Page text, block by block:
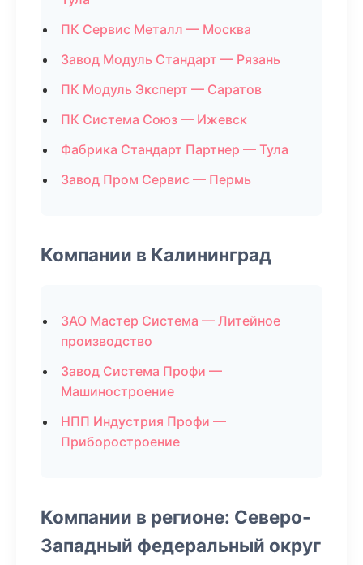
ПК Сервис Металл — Москва
Завод Модуль Стандарт — Рязань
ПК Модуль Эксперт — Саратов
ПК Система Союз — Ижевск
Фабрика Стандарт Партнер — Тула
Завод Пром Сервис — Пермь
Компании в Калининград
ЗАО Мастер Система — Литейное
производство
Завод Система Профи —
Машиностроение
НПП Индустрия Профи —
Приборостроение
Компании в регионе: Северо-
Западный федеральный округ